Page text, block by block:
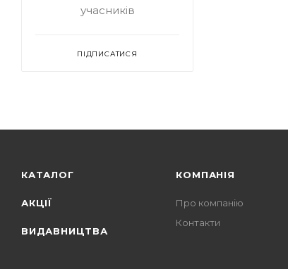
учасників
ПІДПИСАТИСЯ
КАТАЛОГ
АКЦІЇ
ВИДАВНИЦТВА
КОМПАНІЯ
Про компанію
Контакти